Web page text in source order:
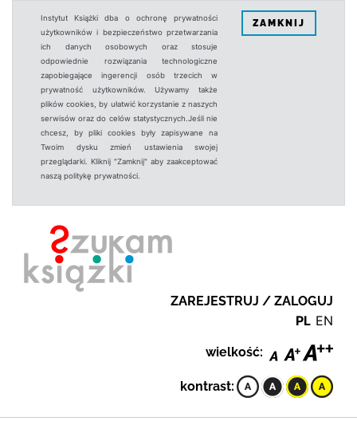
Instytut Książki dba o ochronę prywatności
użytkowników i bezpieczeństwo przetwarzania
ich danych osobowych oraz stosuje
odpowiednie rozwiązania technologiczne
zapobiegające ingerencji osób trzecich w
prywatność użytkowników. Używamy także
plików cookies, by ułatwić korzystanie z naszych
serwisów oraz do celów statystycznych.Jeśli nie
chcesz, by pliki cookies były zapisywane na
Twoim dysku zmień ustawienia swojej
przeglądarki. Kliknij "Zamknij" aby zaakceptować
naszą politykę prywatności.
ZAMKNIJ
ZAREJESTRUJ / ZALOGUJ
PL EN
wielkość:
kontrast: